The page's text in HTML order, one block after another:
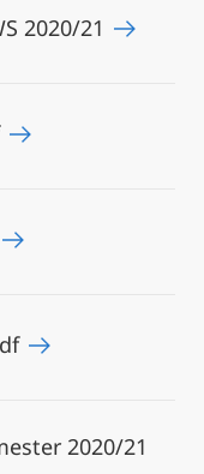
2020/21
2020/21